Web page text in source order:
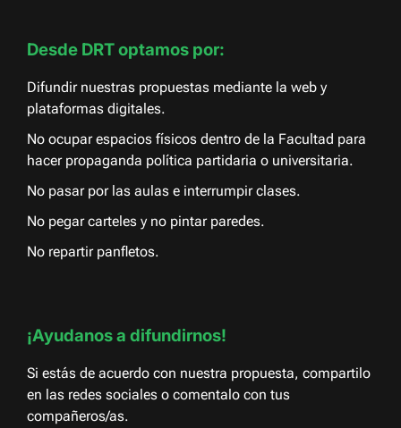
Desde DRT optamos por:
Difundir nuestras propuestas mediante la web y
plataformas digitales.
No ocupar espacios físicos dentro de la Facultad para
hacer propaganda política partidaria o universitaria.
No pasar por las aulas e interrumpir clases.
No pegar carteles y no pintar paredes.
No repartir panfletos.
¡Ayudanos a difundirnos!
Si estás de acuerdo con nuestra propuesta, compartilo
en las redes sociales o comentalo con tus
compañeros/as.